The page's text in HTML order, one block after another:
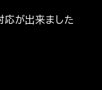
応が出来ました